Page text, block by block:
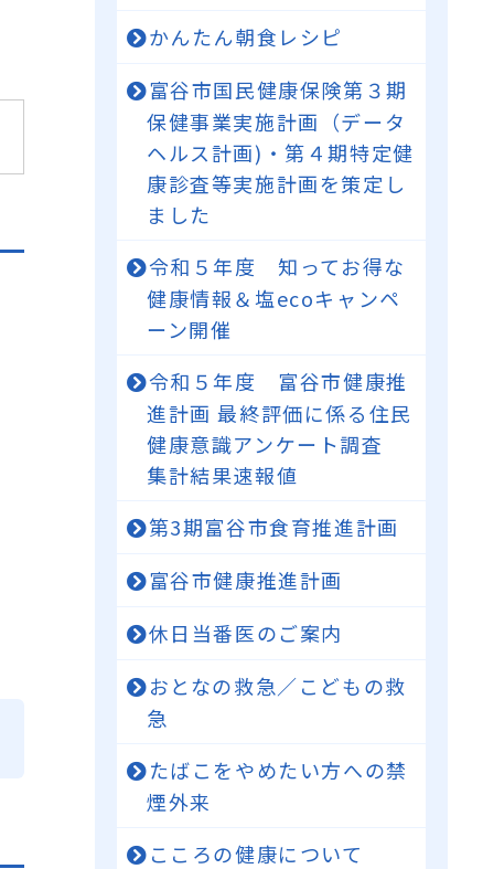
かんたん朝食レシピ
富谷市国民健康保険第３期
保健事業実施計画（データ
ヘルス計画)・第４期特定健
康診査等実施計画を策定し
ました
令和５年度 知ってお得な
健康情報＆塩ecoキャンペ
ーン開催
令和５年度 富谷市健康推
進計画 最終評価に係る住民
健康意識アンケート調査
集計結果速報値
第3期富谷市食育推進計画
富谷市健康推進計画
休日当番医のご案内
おとなの救急／こどもの救
急
たばこをやめたい方への禁
煙外来
こころの健康について